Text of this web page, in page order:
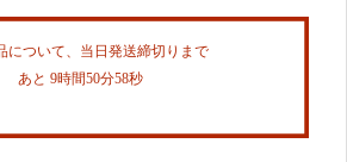
について、当日発送締切りまで
あと 9時間50分57秒